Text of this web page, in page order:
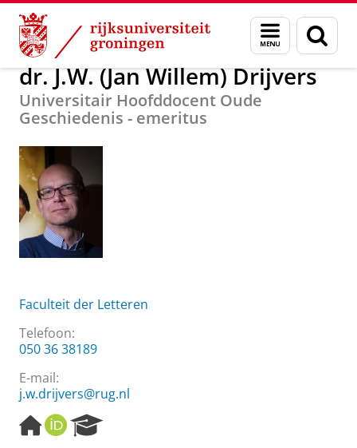
Skip
Content
Skip
Navigation
Menu
en
zoeken
Over ons dr. J.W. (Jan Willem) Drijvers
dr. J.W. (Jan Willem) Drijvers
Universitair Hoofddocent Oude
Geschiedenis - emeritus
Faculteit der Letteren
Telefoon:
050 36 38189
E-mail:
j.w.drijvers@rug.nl
H
o
O
R